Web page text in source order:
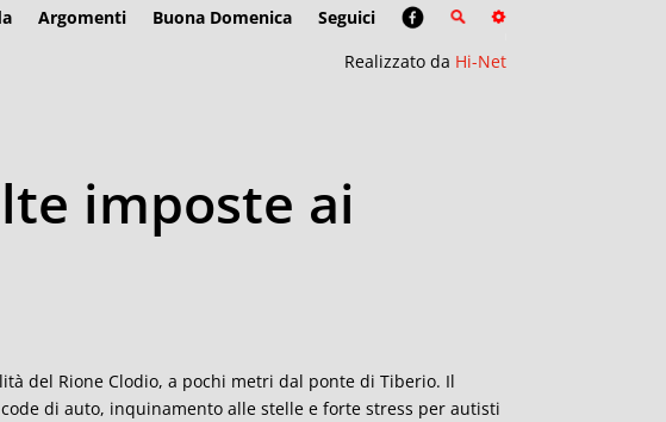
Argomenti Buona Domenica
Seguici
Realizzato da Hi-Net
imposte ai
à del Rione Clodio, a pochi metri dal ponte di Tiberio. Il
di auto, inquinamento alle stelle e forte stress per autisti